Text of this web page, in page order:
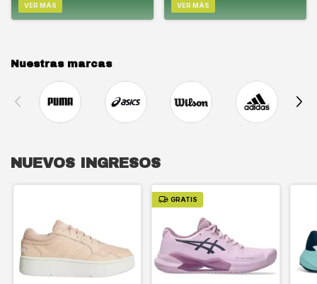
VER MÁS VER MÁS
Nuestras marcas
NUEVOS INGRESOS
GRATIS